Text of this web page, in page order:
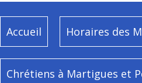
Accueil Horaires des
Chrétiens à Martigues et